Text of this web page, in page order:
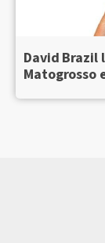
David Brazil
Matogrosso